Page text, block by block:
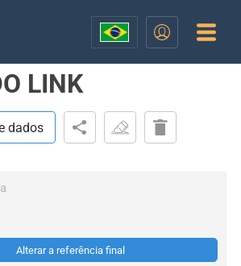
LINK
dados
Alterar a referência final